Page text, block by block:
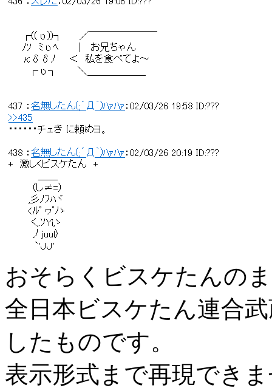
おそらくビスケたんの
全日本ビスケたん連合
したものです。
表示形式まで再現でき